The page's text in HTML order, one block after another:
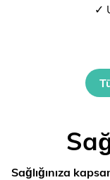
✓
Sağlığınıza